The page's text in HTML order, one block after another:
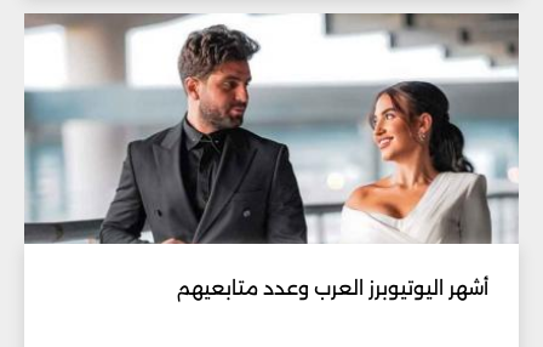
أشهر اليوتيوبرز العرب وعدد متابعيهم